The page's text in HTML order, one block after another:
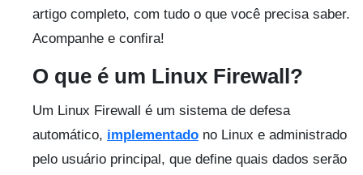
artigo completo, com tudo o que você precisa saber.
Acompanhe e confira!
O que é um Linux Firewall?
Um Linux Firewall é um sistema de defesa
automático, implementado no Linux e administrado
pelo usuário principal, que define quais dados serão